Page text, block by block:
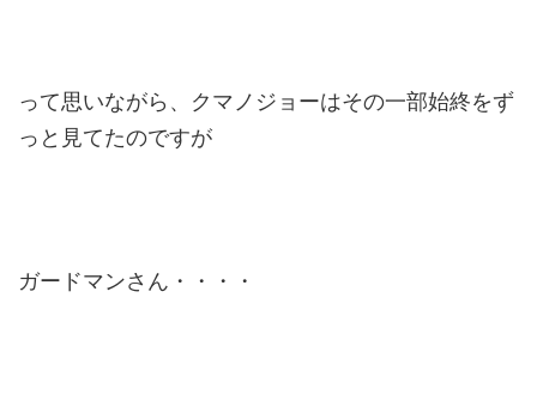
って思いながら、クマノジョーはその一部始終をず
っと見てたのですが
ガードマンさん・・・・